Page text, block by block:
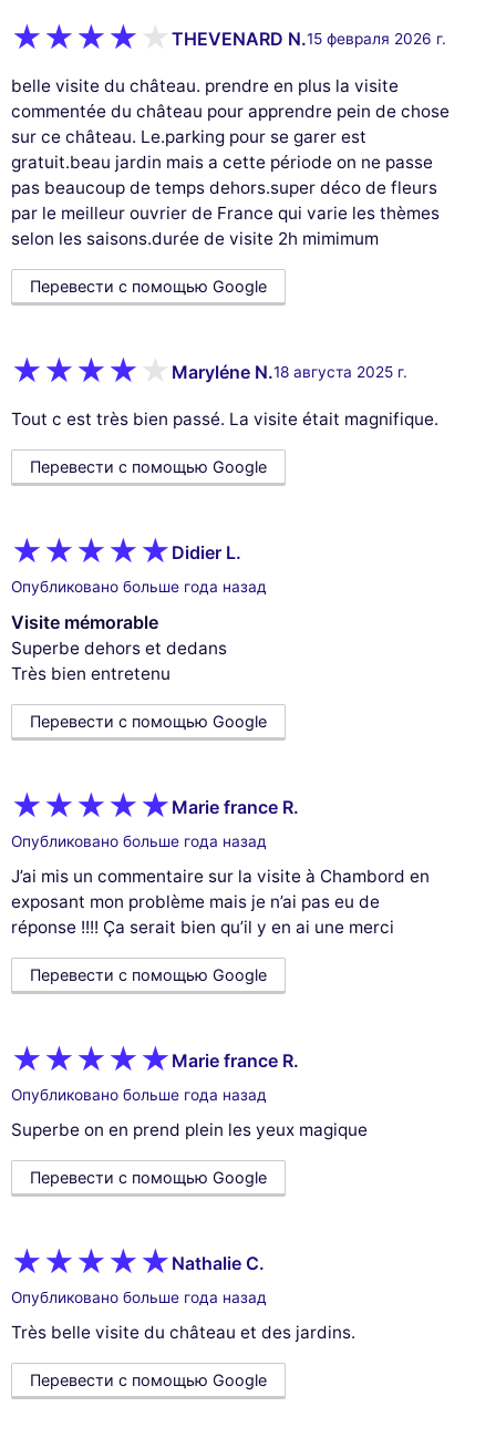
THEVENARD N.15 февраля 2026 г.
belle visite du château. prendre en plus la visite
commentée du château pour apprendre pein de chose
sur ce château. Le.parking pour se garer est
gratuit.beau jardin mais a cette période on ne passe
pas beaucoup de temps dehors.super déco de fleurs
par le meilleur ouvrier de France qui varie les thèmes
selon les saisons.durée de visite 2h mimimum
Перевести с помощью Google
Maryléne N.18 августа 2025 г.
Tout c est très bien passé. La visite était magnifique.
Перевести с помощью Google
Didier L.
Опубликовано больше года назад
Visite mémorable
Superbe dehors et dedans
Très bien entretenu
Перевести с помощью Google
Marie france R.
Опубликовано больше года назад
J’ai mis un commentaire sur la visite à Chambord en
exposant mon problème mais je n’ai pas eu de
réponse !!!! Ça serait bien qu’il y en ai une merci
Перевести с помощью Google
Marie france R.
Опубликовано больше года назад
Superbe on en prend plein les yeux magique
Перевести с помощью Google
Nathalie C.
Опубликовано больше года назад
Très belle visite du château et des jardins.
Перевести с помощью Google